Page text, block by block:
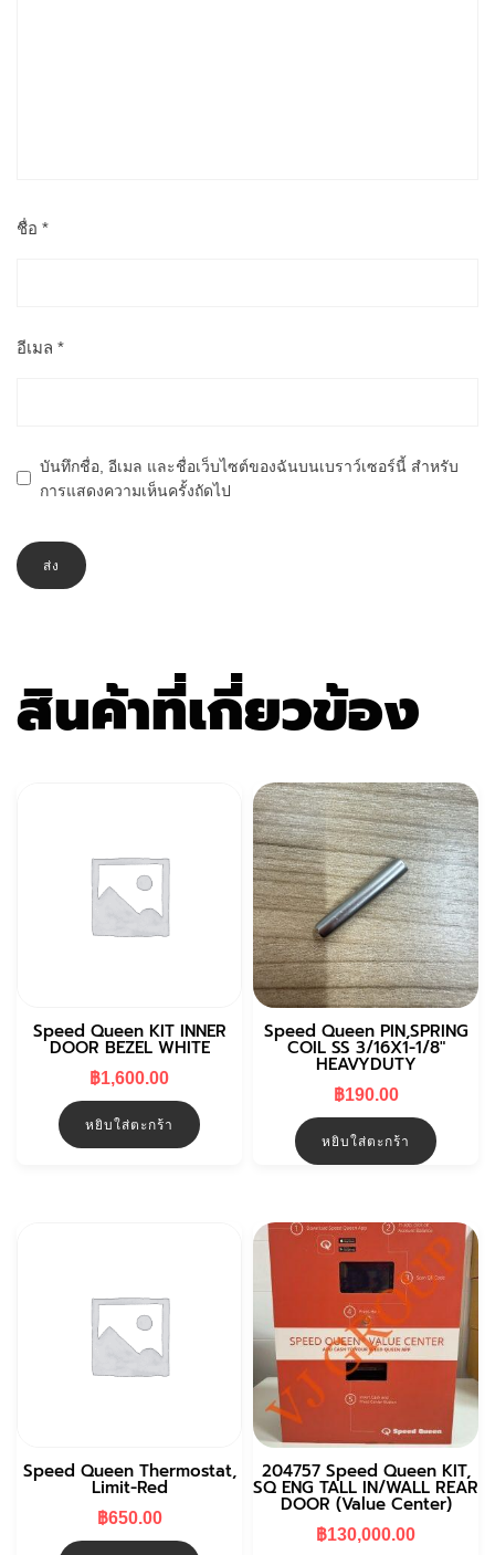
ชื่อ *
อีเมล *
บันทึกชื่อ, อีเมล และชื่อเว็บไซต์ของฉันบนเบราว์เซอร์นี้ สำหรับ
การแสดงความเห็นครั้งถัดไป
สินค้าที่เกี่ยวข้อง
Speed Queen KIT INNER
DOOR BEZEL WHITE
฿1,600.00
หยิบใส่ตะกร้า
Speed Queen PIN,SPRING
COIL SS 3/16X1-1/8″
HEAVYDUTY
฿190.00
หยิบใส่ตะกร้า
Speed Queen Thermostat,
Limit-Red
฿650.00
204757 Speed Queen KIT,
SQ ENG TALL IN/WALL REAR
DOOR (Value Center)
฿130,000.00